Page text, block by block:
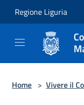
Regione Liguria
Home > Vivere il